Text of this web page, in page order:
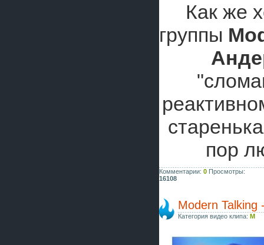
Как же
группы
пор
Комментарии: 0 Просмотры:
16108
Modern Talking
Категория видео клипа: M